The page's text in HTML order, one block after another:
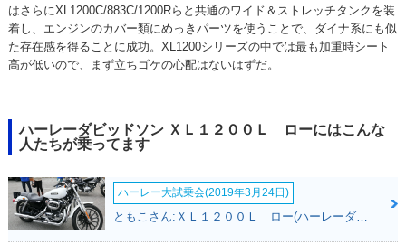
はさらにXL1200C/883C/1200Rらと共通のワイド＆ストレッチタンクを装
着し、エンジンのカバー類にめっきパーツを使うことで、ダイナ系にも似
た存在感を得ることに成功。XL1200シリーズの中では最も加重時シート
高が低いので、まず立ちゴケの心配はないはずだ。
ハーレーダビッドソン ＸＬ１２００Ｌ ローにはこんな
人たちが乗ってます
ハーレー大試乗会(2019年3月24日)
ともこさん:ＸＬ１２００Ｌ ロー(ハーレーダビッドソン)